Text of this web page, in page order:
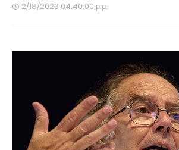
2/18/2023 04:40:00 μ.μ.